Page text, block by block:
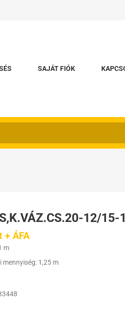
SAJÁT FIÓK
12/15-
+ ÁFA
m
mennyiség: 1,25 m